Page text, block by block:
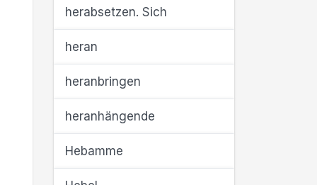
herabsetzen. Sich
heran
heranbringen
heranhängende
Hebamme